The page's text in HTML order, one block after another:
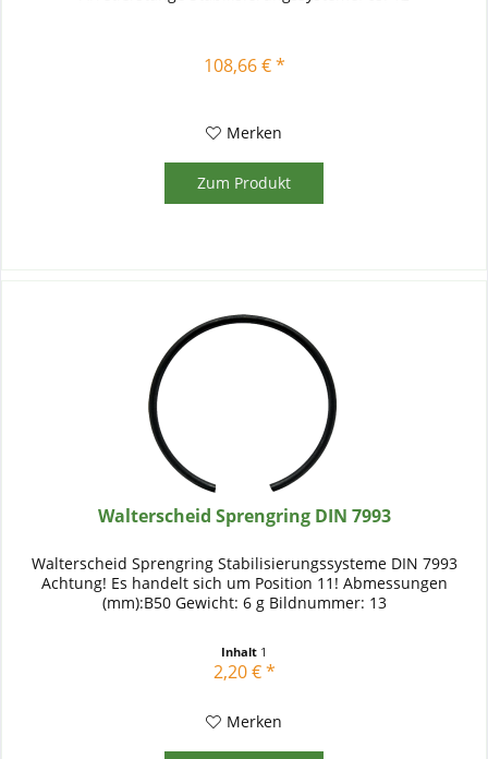
108,66 € *
Merken
Zum Produkt
Walterscheid Sprengring DIN 7993
Walterscheid Sprengring Stabilisierungssysteme DIN 7993
Achtung! Es handelt sich um Position 11! Abmessungen
(mm):B50 Gewicht: 6 g Bildnummer: 13
Inhalt 1
2,20 € *
Merken